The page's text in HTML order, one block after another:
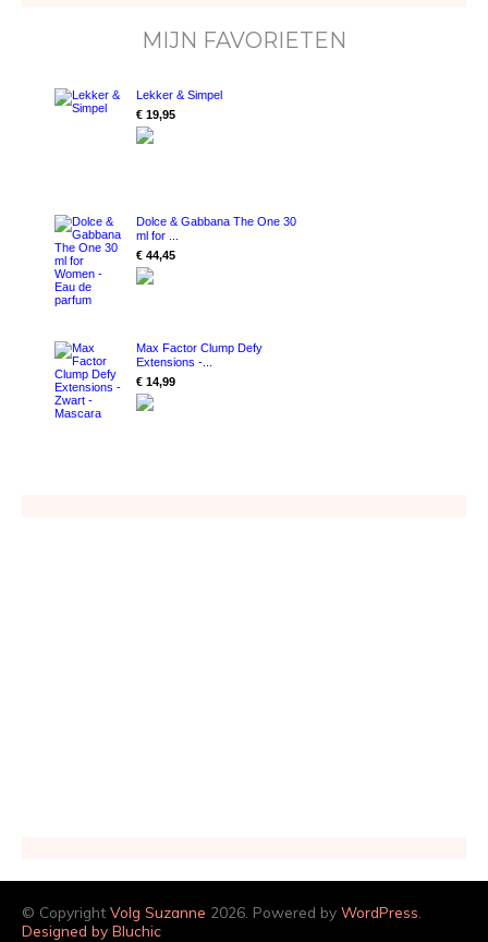
MIJN FAVORIETEN
Lekker & Simpel
€ 19,95
Dolce & Gabbana The One 30
ml for ...
€ 44,45
Max Factor Clump Defy
Extensions -...
€ 14,99
© Copyright Volg Suzanne 2026. Powered by WordPress
Designed by Bluchic